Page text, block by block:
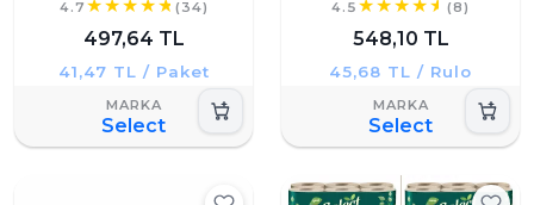
4.7 (34)
497,64 TL
41,47 TL / Paket
Select
4.5 (8)
548,10 TL
45,68 TL / Rulo
Select